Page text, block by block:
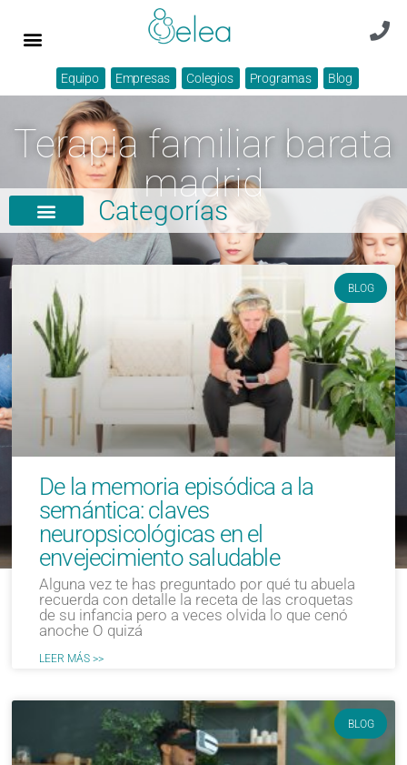
Equipo Empresas Colegios Programas Blog
Terapia familiar barata
madrid
Categorías
BLOG
De la memoria episódica a la
semántica: claves
neuropsicológicas en el
envejecimiento saludable
Alguna vez te has preguntado por qué tu abuela
recuerda con detalle la receta de las croquetas
de su infancia pero a veces olvida lo que cenó
anoche O quizá
LEER MÁS >>
BLOG